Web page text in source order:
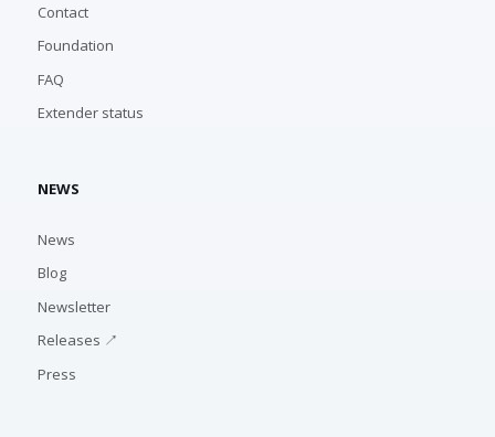
Contact
Foundation
FAQ
Extender status
NEWS
News
Blog
Newsletter
Releases ↗
Press